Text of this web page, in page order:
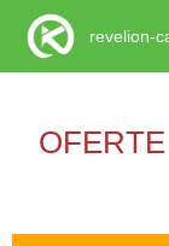
revelion-